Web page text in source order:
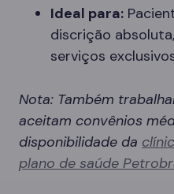
Ideal para:
discrição
serviços
Nota: Também
aceitam convênios
disponibilidade da
plano de saúde